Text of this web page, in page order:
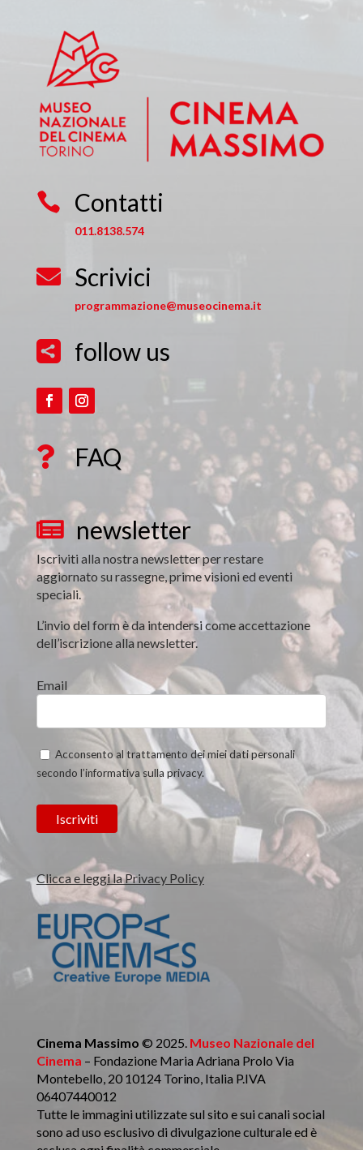
 Contatti
011.8138.574
 Scrivici
programmazione@museocinema.it
 follow us
 FAQ
 newsletter
Iscriviti alla nostra newsletter per restare
aggiornato su rassegne, prime visioni ed eventi
speciali.
L’invio del form è da intendersi come accettazione
dell’iscrizione alla newsletter.
Email
Acconsento al trattamento dei miei dati personali
secondo l’informativa sulla privacy.
Clicca e leggi la Privacy Policy
Cinema Massimo © 2025. Museo Nazionale del
Cinema – Fondazione Maria Adriana Prolo Via
Montebello, 20 10124 Torino, Italia P.IVA
06407440012
Tutte le immagini utilizzate sul sito e sui canali social
sono ad uso esclusivo di divulgazione culturale ed è